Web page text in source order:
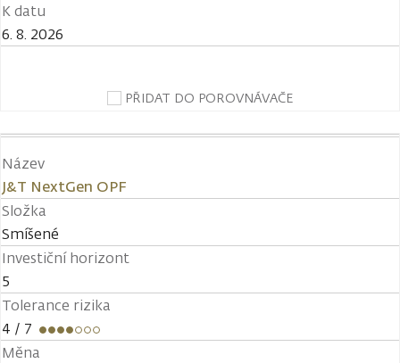
K datu
6. 8. 2026
PŘIDAT DO POROVNÁVAČE
Název
J&T NextGen OPF
Složka
Smíšené
Investiční horizont
5
Tolerance rizika
4 / 7
Měna